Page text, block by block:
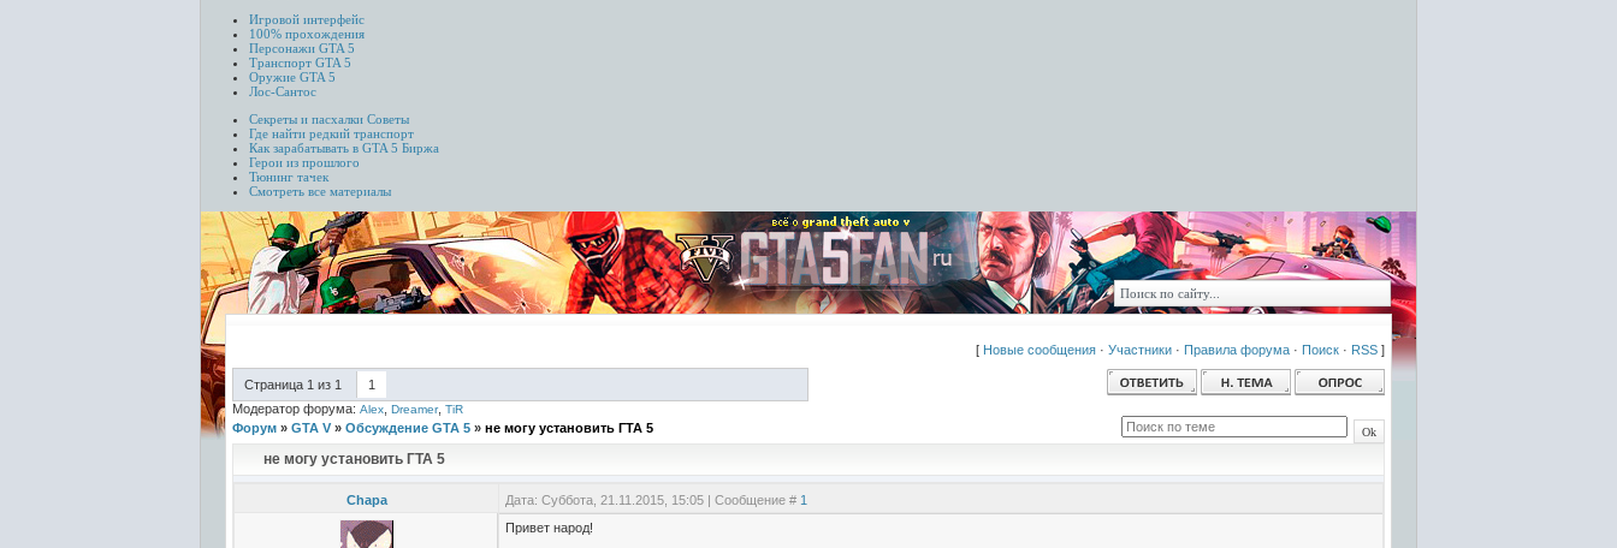
Игровой интерфейс
100% прохождения
Персонажи GTA 5
Транспорт GTA 5
Оружие GTA 5
Лос-Сантос
Секреты и пасхалки Советы
Где найти редкий транспорт
Как зарабатывать в GTA 5 Биржа
Герои из прошлого
Тюнинг тачек
Смотреть все материалы
[ Новые сообщения · Участники · Правила форума · Поиск · RSS ]
Страница 1 из 1
1
Модератор форума: Alex Dreamer, TiR
Форум » GTA V » Обсуждение GTA 5 » не могу установить ГТА 5
не могу установить ГТА 5
Chapa Дата: Суббота, 21.11.2015, 15:05 | Сообщение # 1
Привет народ!